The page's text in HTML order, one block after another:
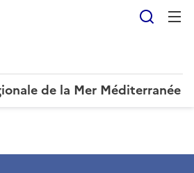
de la Mer Méditerranée